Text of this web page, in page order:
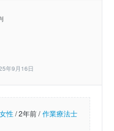
年9月16日
女性/2年前 / 作業療法士